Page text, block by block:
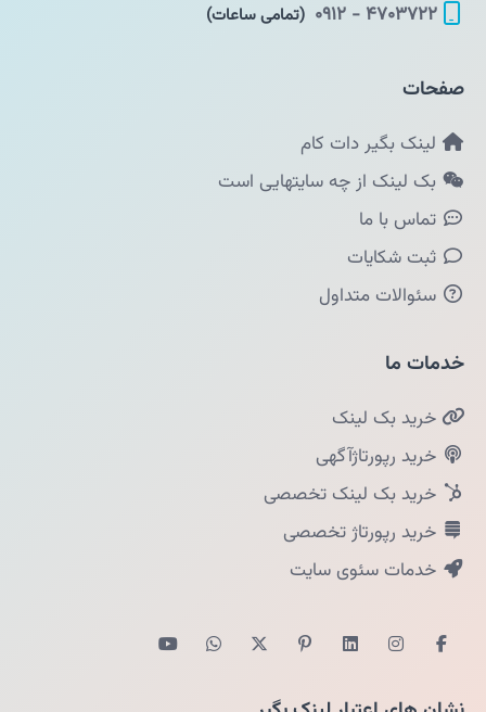
۴۷۰۳۷۲۲ - ۰۹۱۲
(تمامی ساعات)
صفحات
لینک بگیر دات کام
بک لینک از چه سایتهایی است
تماس با ما
ثبت شکایات
سئوالات متداول
خدمات ما
خرید بک لینک
خرید رپورتاژآگهی
خرید بک لینک تخصصی
خرید رپورتاژ تخصصی
خدمات سئوی سایت